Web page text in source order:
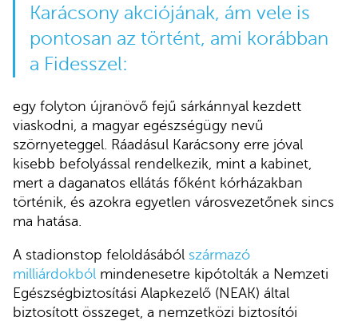
Karácsony akciójának, ám vele is
pontosan az történt, ami korábban
a Fidesszel:
egy folyton újranövő fejű sárkánnyal kezdett
viaskodni, a magyar egészségügy nevű
szörnyeteggel. Ráadásul Karácsony erre jóval
kisebb befolyással rendelkezik, mint a kabinet,
mert a daganatos ellátás főként kórházakban
történik, és azokra egyetlen városvezetőnek sincs
ma hatása.
A stadionstop feloldásából származó
milliárdokból mindenesetre kipótolták a Nemzeti
Egészségbiztosítási Alapkezelő (NEAK) által
biztosított összeget, a nemzetközi biztosítói